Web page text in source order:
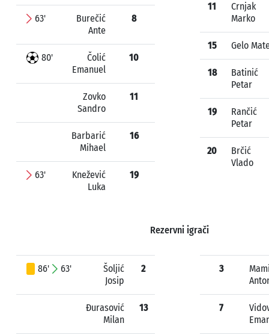
63'
Burečić
Ante
8
80'
Čolić
Emanuel
10
Zovko
Sandro
11
Barbarić
Mihael
16
63'
Knežević
Luka
19
11
Crnjak
Marko
15 Gelo
18
Batinić
Petar
19
Rančić
Petar
20
Brčić
Vlado
Rezervni igrači
86' 63'
Šoljić
Josip
2
Đurasović
Milan
13
3
7